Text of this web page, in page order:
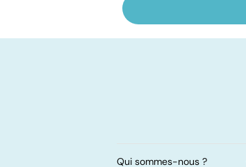
infections
Qui sommes-nous ?